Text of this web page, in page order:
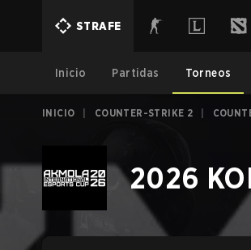
STRAFE
Inicio Partidas Torneos
INICIO COUNTER-STRIKE 2
2026